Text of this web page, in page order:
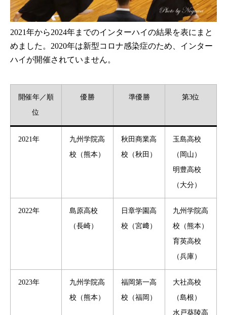
2021年から2024年までのインターハイの結果を表にまと
めました。2020年は新型コロナ感染症のため、インター
ハイが開催されていません。
開催年／順
位
優勝 準優勝 第3位
2021年
九州学院高
校（熊本）
秋田商業高
校（秋田）
玉島高校
（岡山）
明豊高校
（大分）
2022年
島原高校
（長崎）
日章学園高
校（宮﨑）
九州学院高
校（熊本）
育英高校
（兵庫）
2023年
九州学院高
校（熊本）
福岡第一高
校（福岡）
大社高校
（島根）
水戸葵陵高